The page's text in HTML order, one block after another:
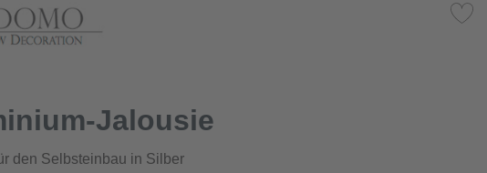
Jalousie
den Selbsteinbau in Silber